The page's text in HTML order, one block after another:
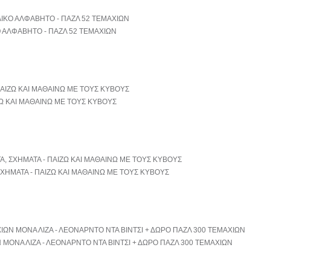
ΑΛΦΑΒΗΤΟ - ΠΑΖΛ 52 ΤΕΜΑΧΙΩΝ
ΚΑΙ ΜΑΘΑΙΝΩ ΜΕ ΤΟΥΣ ΚΥΒΟΥΣ
- ΠΑΙΖΩ ΚΑΙ ΜΑΘΑΙΝΩ ΜΕ ΤΟΥΣ ΚΥΒΟΥΣ
ΜΟΝΑ ΛΙΖΑ - ΛΕΟΝΑΡΝΤΟ ΝΤΑ ΒΙΝΤΣΙ + ΔΩΡΟ ΠΑΖΛ 300 ΤΕΜΑΧΙΩΝ